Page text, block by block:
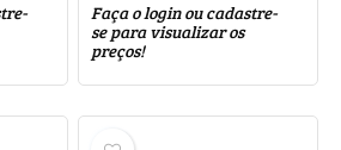
Faça o login ou cadastre-
se para visualizar os
preços!